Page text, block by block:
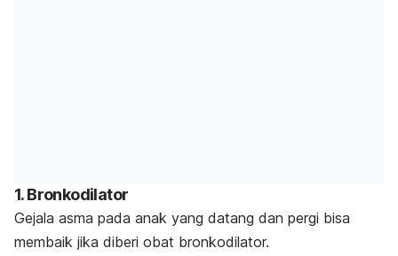
1. Bronkodilator
Gejala asma pada anak yang datang dan pergi bisa
membaik jika diberi obat bronkodilator.